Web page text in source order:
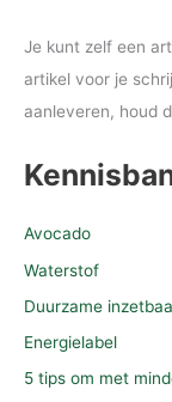
Je kunt zelf een
artikel voor je
aanleveren, houd
Avocado
Waterstof
Duurzame
Energielabel
5 tips om met